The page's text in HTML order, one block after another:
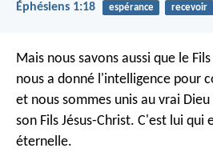
Éphésiens 1:18 espérance recevoir
Mais nous savons aussi que le
nous a donné l'intelligence pour
et nous sommes unis au vrai
son Fils Jésus-Christ. C'est lui qui
éternelle.